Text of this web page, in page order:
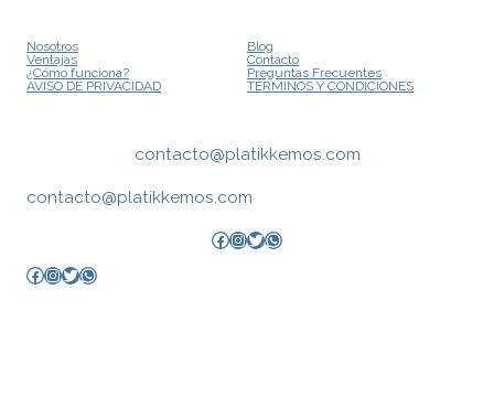
Nosotros
Ventajas
¿Cómo funciona?
AVISO DE PRIVACIDAD
Blog
Contacto
Preguntas Frecuentes
TÉRMINOS Y CONDICIONES
contacto@platikkemos.com
contacto@platikkemos.com
Facebook InstagramTwitter WhatsApp
Facebook InstagramTwitter WhatsApp